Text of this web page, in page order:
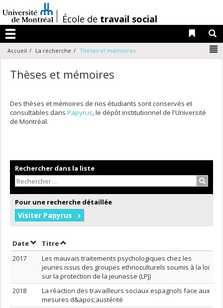
au
contenu
/École de travail social
Menu
Liens
Accueil La recherche Thèses et mémoires
Thèses et mémoires
Des thèses et mémoires de nos étudiants sont conservés et
consultables dans Papyrus, le dépôt institutionnel de l'Université
de Montréal.
Rechercher dans la liste
Pour une recherche détaillée
Visiter Papyrus
DateTrier par date en ordre croissant
TitreTrier par titre en ordre croissant
2017
Les mauvais traitements psychologiques chez les
jeunes issus des groupes ethnoculturels soumis à la loi
sur la protection de la jeunesse (LPJ)
2018
La réaction des travailleurs sociaux espagnols face aux
mesures d&apos;austérité